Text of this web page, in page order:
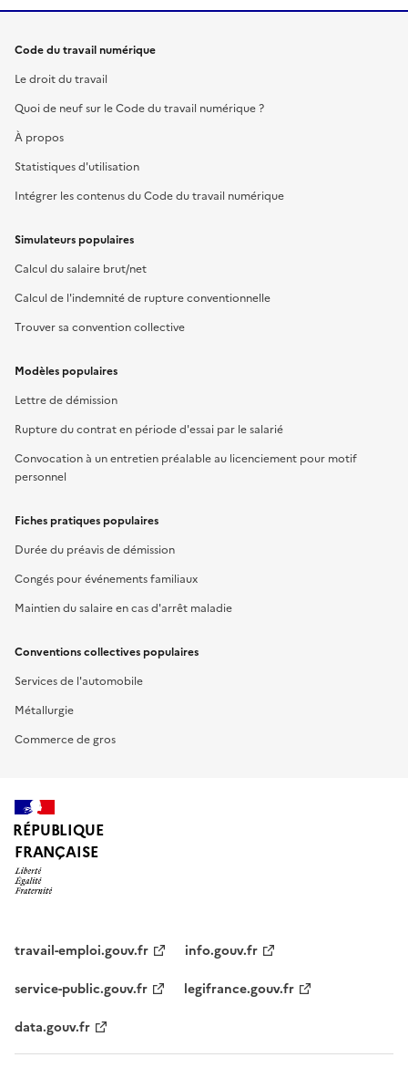
Code du travail numérique
Le droit du travail
Quoi de neuf sur le Code du travail numérique ?
À propos
Statistiques d'utilisation
Intégrer les contenus du Code du travail numérique
Simulateurs populaires
Calcul du salaire brut/net
Calcul de l'indemnité de rupture conventionnelle
Trouver sa convention collective
Modèles populaires
Lettre de démission
Rupture du contrat en période d'essai par le salarié
Convocation à un entretien préalable au licenciement pour motif
personnel
Fiches pratiques populaires
Durée du préavis de démission
Congés pour événements familiaux
Maintien du salaire en cas d'arrêt maladie
Conventions collectives populaires
Services de l'automobile
Métallurgie
Commerce de gros
RÉPUBLIQUE
FRANÇAISE
travail-emploi.gouv.fr
info.gouv.fr
service-public.gouv.fr
legifrance.gouv.fr
data.gouv.fr